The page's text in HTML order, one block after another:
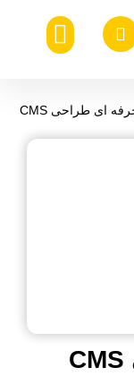
خدمات حرفه ای طراحی CMS
CMS